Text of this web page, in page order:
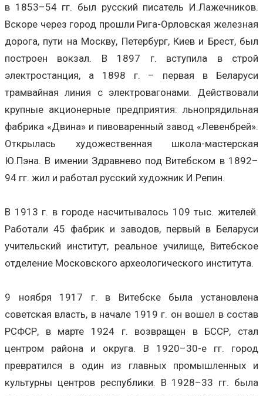
в 1853–54 гг. был русский писатель И.Лажечников.
Вскоре через город прошли Рига-Орловская железная
дорога, пути на Москву, Петербург, Киев и Брест, был
построен вокзал. В 1897 г. вступила в строй
электростанция, а 1898 г. – первая в Беларуси
трамвайная линия с электровагонами. Действовали
крупные акционерные предприятия: льнопрядильная
фабрика «Двина» и пивоваренный завод «Левенбрей».
Открылась художественная школа-мастерская
Ю.Пэна. В имении Здравнево под Витебском в 1892–
94 гг. жил и работал русский художник И.Репин.
В 1913 г. в городе насчитывалось 109 тыс. жителей.
Работали 45 фабрик и заводов, первый в Беларуси
учительский институт, реальное училище, Витебское
отделение Московского археологического института.
9 ноября 1917 г. в Витебске была установлена
советская власть, в начале 1919 г. он вошел в состав
РСФСР, в марте 1924 г. возвращен в БССР, стал
центром района и округа. В 1920–30-е гг. город
превратился в один из главных промышленных и
культурны центров республики. В 1928–33 гг. была